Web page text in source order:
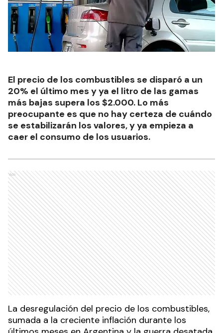
El precio de los combustibles se disparó a un
20% el último mes y ya el litro de las gamas
más bajas supera los $2.000. Lo más
preocupante es que no hay certeza de cuándo
se estabilizarán los valores, y ya empieza a
caer el consumo de los usuarios.
Ads
La desregulación del precio de los combustibles,
sumada a la creciente inflación durante los